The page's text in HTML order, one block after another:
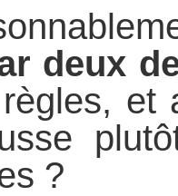
deux
et
?